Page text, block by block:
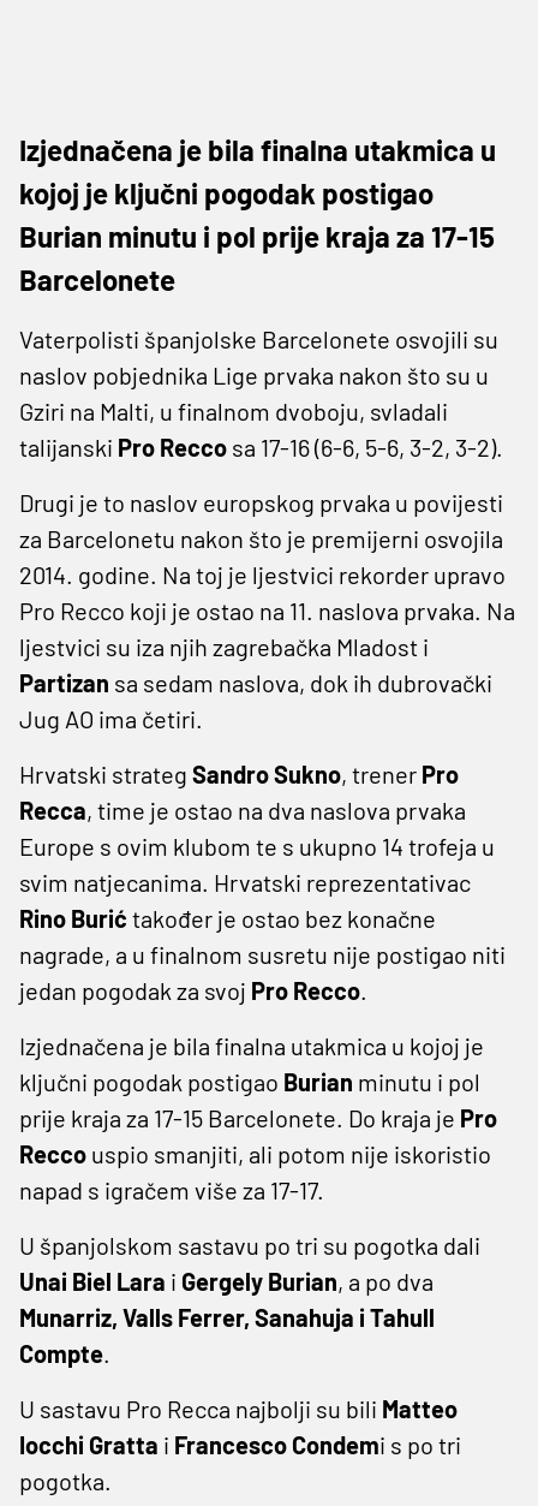
Izjednačena je bila finalna utakmica u
kojoj je ključni pogodak postigao
Burian minutu i pol prije kraja za 17-15
Barcelonete
Vaterpolisti španjolske Barcelonete osvojili su
naslov pobjednika Lige prvaka nakon što su u
Gziri na Malti, u finalnom dvoboju, svladali
talijanski Pro Recco sa 17-16 (6-6, 5-6, 3-2, 3-2).
Drugi je to naslov europskog prvaka u povijesti
za Barcelonetu nakon što je premijerni osvojila
2014. godine. Na toj je ljestvici rekorder upravo
Pro Recco koji je ostao na 11. naslova prvaka. Na
ljestvici su iza njih zagrebačka Mladost i
Partizan sa sedam naslova, dok ih dubrovački
Jug AO ima četiri.
Hrvatski strateg Sandro Sukno, trener Pro
Recca, time je ostao na dva naslova prvaka
Europe s ovim klubom te s ukupno 14 trofeja u
svim natjecanima. Hrvatski reprezentativac
Rino Burić također je ostao bez konačne
nagrade, a u finalnom susretu nije postigao niti
jedan pogodak za svoj Pro Recco.
Izjednačena je bila finalna utakmica u kojoj je
ključni pogodak postigao Burian minutu i pol
prije kraja za 17-15 Barcelonete. Do kraja je Pro
Recco uspio smanjiti, ali potom nije iskoristio
napad s igračem više za 17-17.
U španjolskom sastavu po tri su pogotka dali
Unai Biel Lara i Gergely Burian, a po dva
Munarriz, Valls Ferrer, Sanahuja i Tahull
Compte.
U sastavu Pro Recca najbolji su bili Matteo
Iocchi Gratta i Francesco Condemi s po tri
pogotka.